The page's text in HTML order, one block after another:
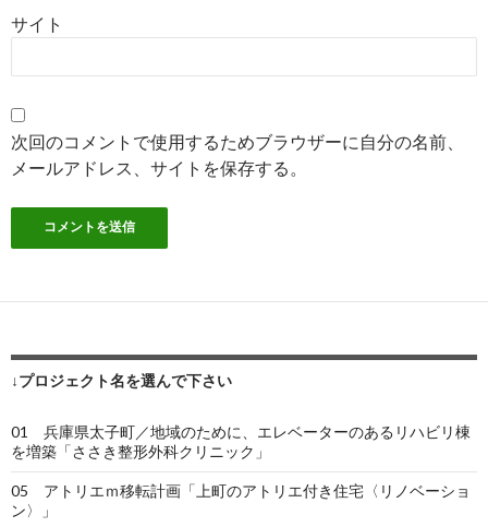
サイト
次回のコメントで使用するためブラウザーに自分の名前、
メールアドレス、サイトを保存する。
↓プロジェクト名を選んで下さい
01 兵庫県太子町／地域のために、エレベーターのあるリハビリ棟
を増築「ささき整形外科クリニック」
05 アトリエｍ移転計画「上町のアトリエ付き住宅〈リノベーショ
ン〉」